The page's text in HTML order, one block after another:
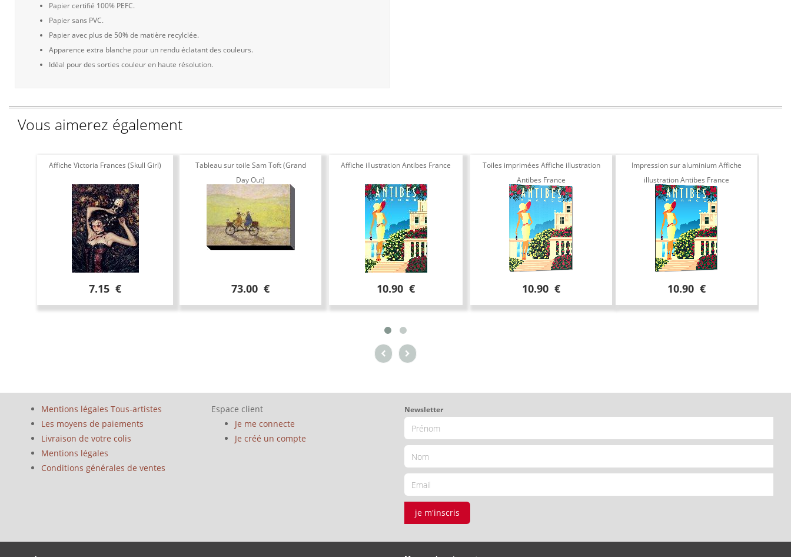
Papier certifié 100% PEFC.
Papier sans PVC.
Papier avec plus de 50% de matière recylclée.
Apparence extra blanche pour un rendu éclatant des couleurs.
Idéal pour des sorties couleur en haute résolution.
Vous aimerez également
Affiche Victoria Frances (Skull Girl)
7.15 €
Tableau sur toile Sam Toft (Grand
Day Out)
73.00 €
Affiche illustration Antibes France
10.90 €
Toiles imprimées Affiche illustration
Antibes France
10.90 €
Impression sur aluminium Affiche
illustration Antibes France
10.90 €
Mentions légales Tous-artistes
Les moyens de paiements
Livraison de votre colis
Mentions légales
Conditions générales de ventes
Espace client
Je me connecte
Je créé un compte
Newsletter
je m'inscris